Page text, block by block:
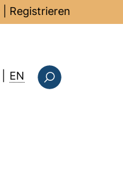
Registrieren
EN : this page in